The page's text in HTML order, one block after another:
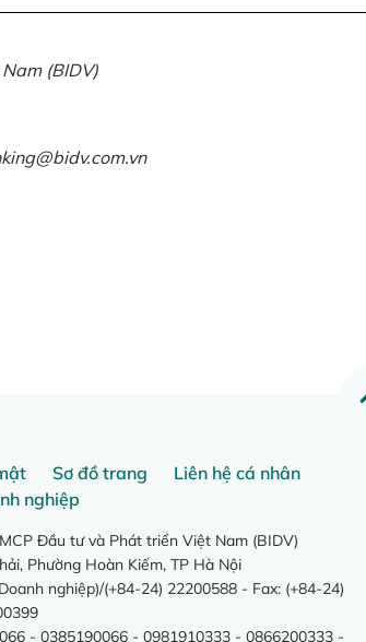
(BIDV)
Sơ đồ trang
Liên hệ cá nhân
nghiệp
Đầu tư và Phát triển Việt Nam (BIDV)
Phường Hoàn Kiếm, TP Hà Nội
nghiệp)/(+84-24) 22200588 - Fax: (+84-24)
- 0385190066 - 0981910333 - 0866200333 -